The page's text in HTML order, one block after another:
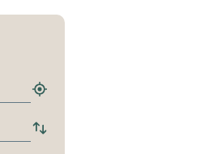
Hitta
hållplats
Byt